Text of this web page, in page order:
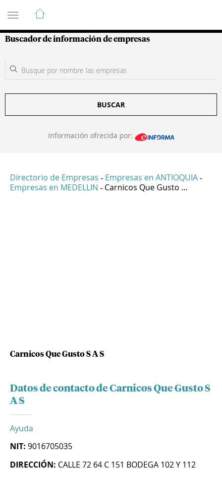
Guía de Empresas Colombianas
Buscador de información de empresas
BUSCAR
Información ofrecida por:
Directorio de Empresas - Empresas en ANTIOQUIA -
Empresas en MEDELLIN - Carnicos Que Gusto ...
Carnicos Que Gusto S A S
Datos de contacto de Carnicos Que Gusto S
A S
Ayuda
NIT: 9016705035
DIRECCIÓN: CALLE 72 64 C 151 BODEGA 102 Y 112